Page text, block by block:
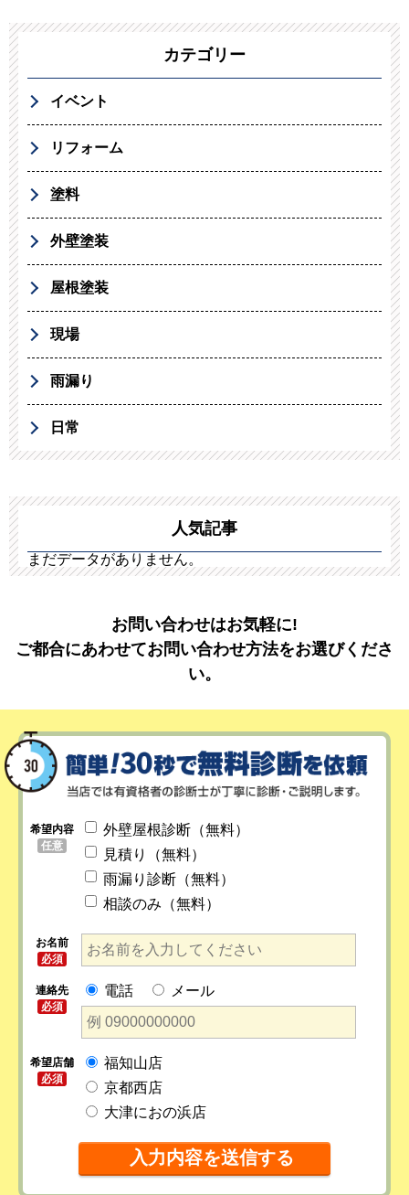
カテゴリー
イベント
リフォーム
塗料
外壁塗装
屋根塗装
現場
雨漏り
日常
人気記事
まだデータがありません。
お問い合わせはお気軽に!
ご都合にあわせてお問い合わせ方法をお選びくださ
い。
希望内容
任意
外壁屋根診断（無料）
見積り（無料）
雨漏り診断（無料）
相談のみ（無料）
お名前
必須
連絡先
必須
電話 メール
希望店舗
必須
福知山店
京都西店
大津におの浜店